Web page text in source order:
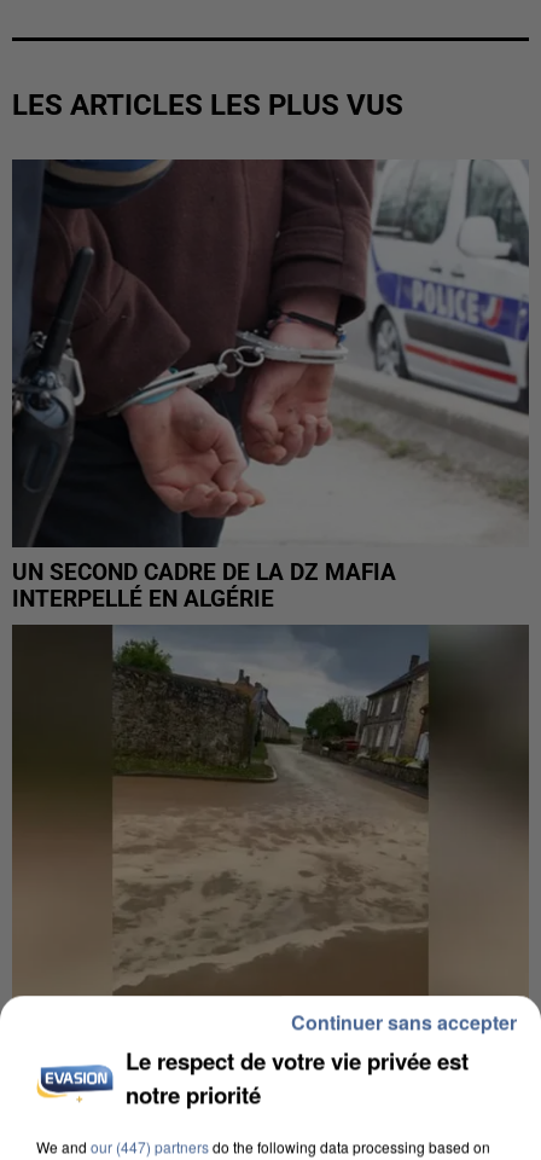
LES ARTICLES LES PLUS VUS
UN SECOND CADRE DE LA DZ MAFIA
INTERPELLÉ EN ALGÉRIE
UNE TOURISTE DE L’OISE EMPORTÉE PAR UNE
COULÉE DE BOUE EN HAUTE-SAVOIE
Le respect de votre vie privée est
notre priorité
We and our (447) partnersdo the following data processing based on
Continuer sans accepter